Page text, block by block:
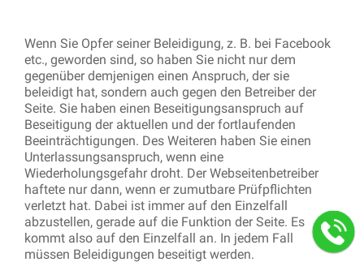
Wenn Sie Opfer seiner Beleidigung, z. B. bei Facebook
etc., geworden sind, so haben Sie nicht nur dem
gegenüber demjenigen einen Anspruch, der sie
beleidigt hat, sondern auch gegen den Betreiber der
Seite. Sie haben einen Beseitigungsanspruch auf
Beseitigung der aktuellen und der fortlaufenden
Beeinträchtigungen. Des Weiteren haben Sie einen
Unterlassungsanspruch, wenn eine
Wiederholungsgefahr droht. Der Webseitenbetreiber
haftete nur dann, wenn er zumutbare Prüfpflichten
verletzt hat. Dabei ist immer auf den Einzelfall
abzustellen, gerade auf die Funktion der Seite. Es
kommt also auf den Einzelfall an. In jedem Fall
müssen Beleidigungen beseitigt werden.